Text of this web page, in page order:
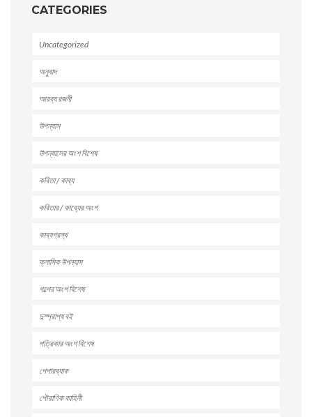
CATEGORIES
Uncategorized
অনুবাদ
আরব্য রজনী
উপন্যাস
উপন্যাসের অংশ বিশেষ
কবিতা / কাব্য
কবিতার / কাব্যের অংশ
কাব্যগ্রন্থ
ক্লাসিক উপন্যাস
গল্পের অংশ বিশেষ
দুস্প্রাপ্য বই
পত্রিকার অংশ বিশেষ
পেপারব্যাক
পৌরাণিক কাহিনী